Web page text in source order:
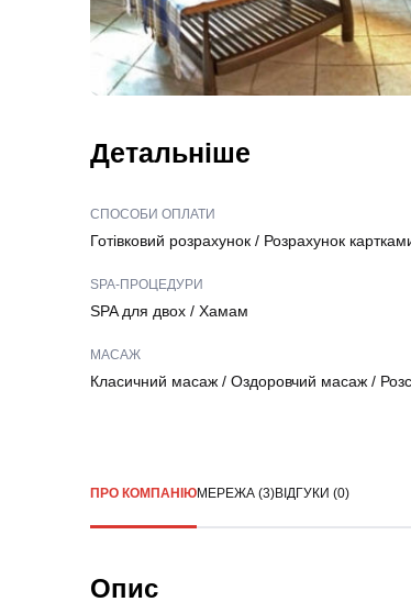
Детальніше
СПОСОБИ ОПЛАТИ
Готівковий розрахунок / Розрахунок
SPA-ПРОЦЕДУРИ
SPA для двох / Хамам
МАСАЖ
Класичний масаж / Оздоровчий масаж /
ПРО КОМПАНІЮМЕРЕЖА (3)ВІДГУКИ (0)
Опис